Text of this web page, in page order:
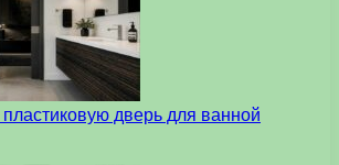
дверь для ванной